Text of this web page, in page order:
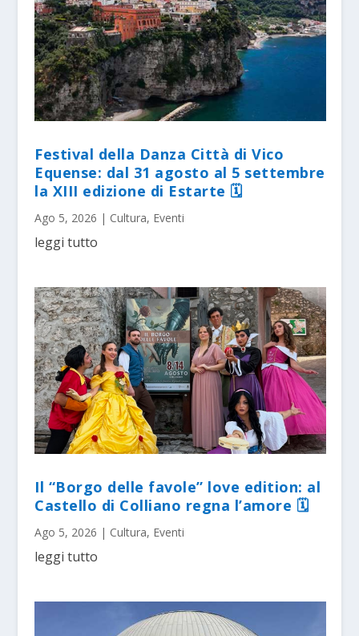
Festival della Danza Città di Vico
Equense: dal 31 agosto al 5 settembre
la XIII edizione di Estarte 🗓
Ago 5, 2026 | Cultura, Eventi
leggi tutto
Il “Borgo delle favole” love edition: al
Castello di Colliano regna l’amore 🗓
Ago 5, 2026 | Cultura, Eventi
leggi tutto